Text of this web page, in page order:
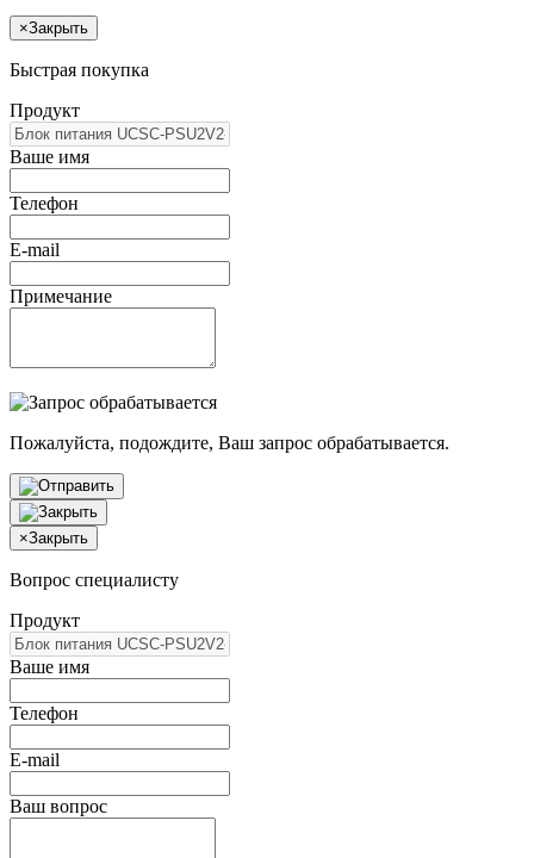
×Закрыть
Быстрая покупка
Продукт
Ваше имя
Телефон
E-mail
Примечание
Пожалуйста, подождите, Ваш запрос обрабатывается.
×Закрыть
Вопрос специалисту
Продукт
Ваше имя
Телефон
E-mail
Ваш вопрос